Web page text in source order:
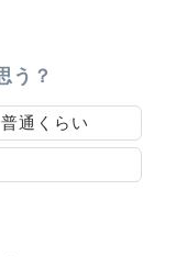
う？
普通くらい